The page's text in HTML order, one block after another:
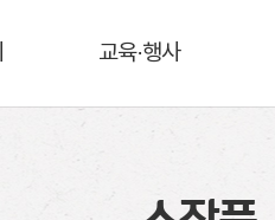
교육·행사